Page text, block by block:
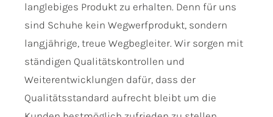
langlebiges Produkt zu erhalten. Denn für uns
sind Schuhe kein Wegwerfprodukt, sondern
langjährige, treue Wegbegleiter. Wir sorgen mit
ständigen Qualitätskontrollen und
Weiterentwicklungen dafür, dass der
Qualitätsstandard aufrecht bleibt um die